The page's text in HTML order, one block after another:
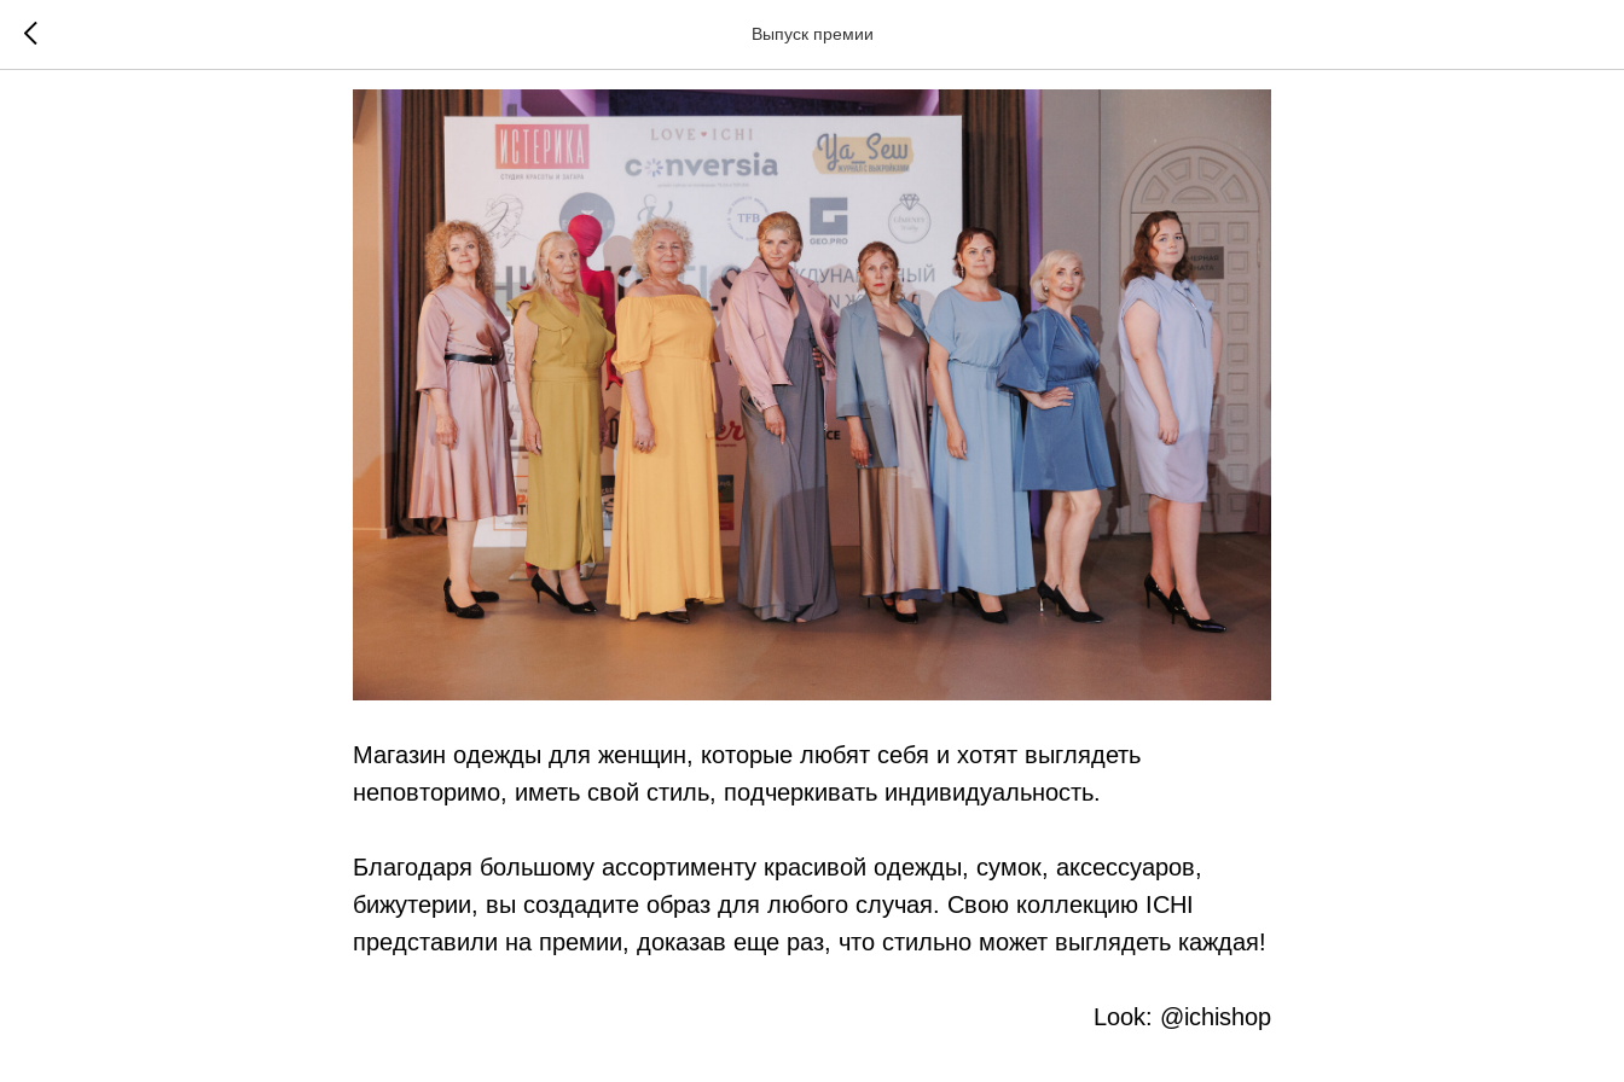
Выпуск премии
Магазин одежды для женщин, которые любят себя и хотят выглядеть
неповторимо, иметь свой стиль, подчеркивать индивидуальность.
Благодаря большому ассортименту красивой одежды, сумок, аксессуаров,
бижутерии, вы создадите образ для любого случая. Свою коллекцию ICHI
представили на премии, доказав еще раз, что стильно может выглядеть каждая!
Look: @ichishop